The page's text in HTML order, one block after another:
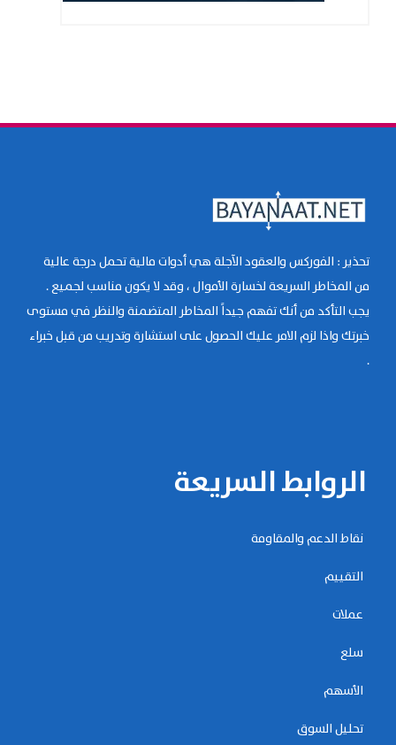
تحذير : الفوركس والعقود الآجلة هي أدوات مالية تحمل درجة عالية
من المخاطر السريعة لخسارة الأموال ، وقد لا يكون مناسب لجميع .
يجب التأكد من أنك تفهم جيداً المخاطر المتضمنة والنظر في مستوى
خبرتك واذا لزم الامر عليك الحصول على استشارة وتدريب من قبل خبراء
.
الروابط السريعة
نقاط الدعم والمقاومة
التقييم
عملات
سلع
الأسهم
تحليل السوق